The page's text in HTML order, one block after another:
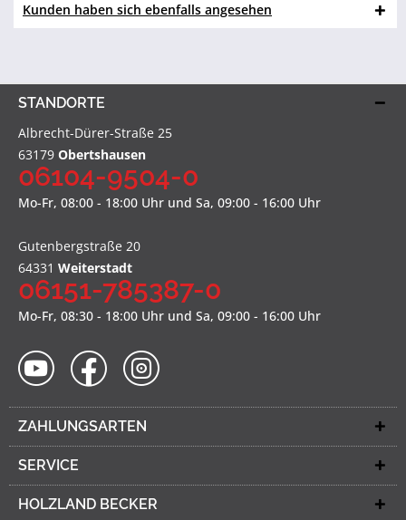
Kunden haben sich ebenfalls angesehen
STANDORTE
Albrecht-Dürer-Straße 25
63179 Obertshausen
06104-9504-0
Mo-Fr, 08:00 - 18:00 Uhr und Sa, 09:00 - 16:00 Uhr
Gutenbergstraße 20
64331 Weiterstadt
06151-785387-0
Mo-Fr, 08:30 - 18:00 Uhr und Sa, 09:00 - 16:00 Uhr
ZAHLUNGSARTEN
SERVICE
HOLZLAND BECKER